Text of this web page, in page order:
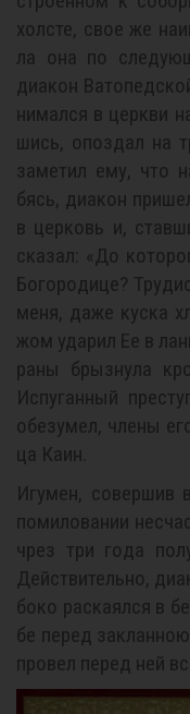
хол­сте, свое же
ла она по
диа­кон
ни­мал­ся в церк­ви
шись, опоз­дал на
за­ме­тил ему, что
бясь, диа­кон
в цер­ковь и,
ска­зал: «До
Бо­го­ро­ди­це?
ме­ня, да­же кус­ка
жом уда­рил Ее в
ра­ны брыз­ну­ла
Ис­пу­ган­ный
обе­зу­мел, чле­ны
ца Ка­ин.
Игу­мен, со­вер­шив
по­ми­ло­ва­нии
чрез три го­да
Дей­стви­тель­но,
бо­ко рас­ка­ял­ся в
бе пе­ред
про­вел пе­ред ней